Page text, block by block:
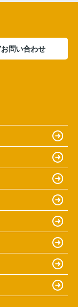
お問い合わせ